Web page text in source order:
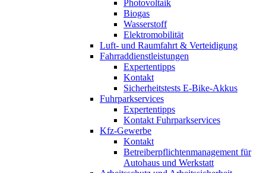
Photovoltaik
Biogas
Wasserstoff
Elektromobilität
Luft- und Raumfahrt & Verteidigung
Fahrraddienstleistungen
Expertentipps
Kontakt
Sicherheitstests E-Bike-Akkus
Fuhrparkservices
Expertentipps
Kontakt Fuhrparkservices
Kfz-Gewerbe
Kontakt
Betreiberpflichtenmanagement für
Autohaus und Werkstatt